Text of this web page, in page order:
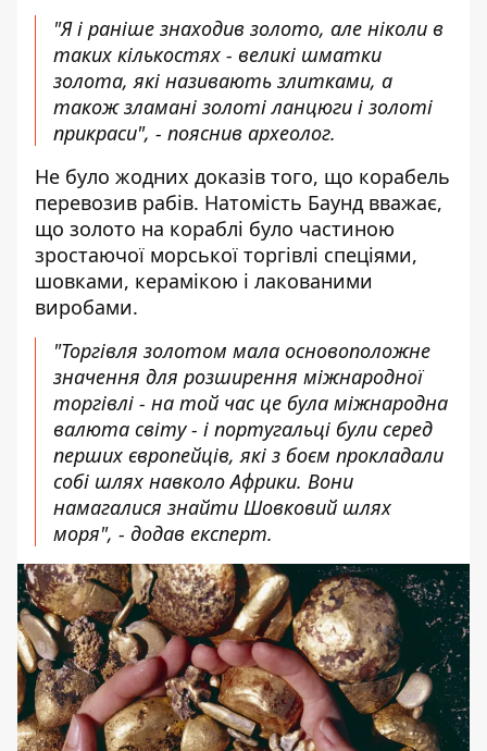
"Я і раніше знаходив золото, але ніколи в
таких кількостях - великі шматки
золота, які називають злитками, а
також зламані золоті ланцюги і золоті
прикраси", - пояснив археолог.
Не було жодних доказів того, що корабель
перевозив рабів. Натомість Баунд вважає,
що золото на кораблі було частиною
зростаючої морської торгівлі спеціями,
шовками, керамікою і лакованими
виробами.
"Торгівля золотом мала основоположне
значення для розширення міжнародної
торгівлі - на той час це була міжнародна
валюта світу - і португальці були серед
перших європейців, які з боєм прокладали
собі шлях навколо Африки. Вони
намагалися знайти Шовковий шлях
моря", - додав експерт.